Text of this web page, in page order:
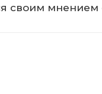
своим мнением